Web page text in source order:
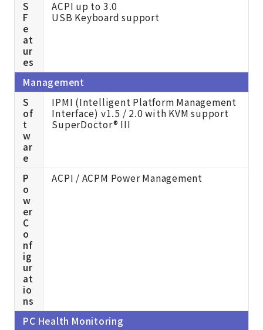
S
F
e
at
ur
es
ACPI up to 3.0
USB Keyboard support
Management
S
of
t
w
ar
e
IPMI (Intelligent Platform Management
Interface) v1.5 / 2.0 with KVM support
SuperDoctor® III
P
o
w
er
C
o
nf
ig
ur
at
io
ns
ACPI / ACPM Power Management
PC Health Monitoring